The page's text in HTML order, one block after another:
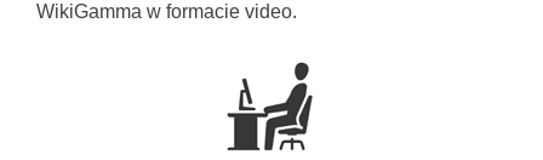
WikiGamma w formacie video.